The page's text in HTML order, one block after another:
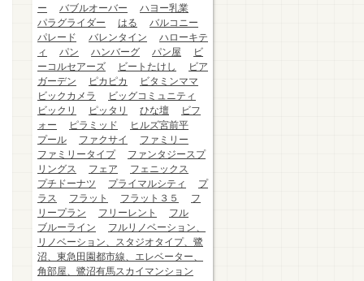
ー
バブルオーバー
ハヨー乳業
パラグライダー
はる
バルコニー
パレード
バレンタイン
ハローキテ
ィ
パン ハンバーグ パン屋
ビ
ーコルセアーズ
ビートたけし
ビア
ガーデン
ピカピカ
ビタミンママ
ビックカメラ
ビッグコミュニティ
ビックリ
ピッタリ ひな壇
ビフ
ォー
ピラミッド
ヒルズ宮前平
プール
ファクサイ
ファミリー
ファミリータイプ
ファンタジースプ
リングス
フェア
フェニックス
プチドーナツ
プライマルシティ
プ
ラス
フラット フラット３５
フ
リープラン
フリーレント
フル
ブルーライン
フルリノベーション、
リノベーション、スタジオタイプ、鷺
沼、東急田園都市線、エレベーター、
角部屋、鷺沼有馬スカイマンション